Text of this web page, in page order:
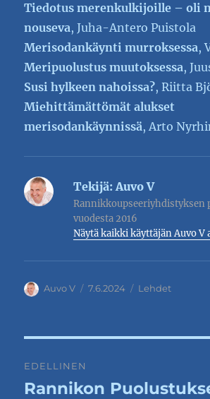
Tiedotus merenkulkijoille – oli
nouseva, Juha-Antero Puistola
Merisodankäynti murroksessa,
Meripuolustus muutoksessa,
Susi hylkeen nahoissa?, Riitta
Miehittämättömät alukset
merisodankäynnissä, Arto
Tekijä: Auvo V
Rannikkoupseeriyhdistyksen
vuodesta 2016
Näytä kaikki käyttäjän Auvo
Kirjoittaja
Auvo V Julkaistu
7.6.2024 Kategoriat
Lehdet
selaus
EDELLINEN
Edellinen
Rannikon